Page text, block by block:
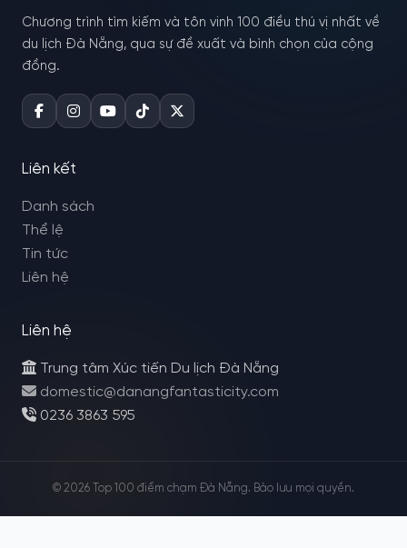
Chương trình tìm kiếm và tôn vinh 100 điều thú vị nhất về
du lịch Đà Nẵng, qua sự đề xuất và bình chọn của cộng
đồng.
Liên kết
Danh sách
Thể lệ
Tin tức
Liên hệ
Liên hệ
Trung tâm Xúc tiến Du lịch Đà Nẵng
domestic@danangfantasticity.com
0236 3863 595
© 2026 Top 100 điểm chạm Đà Nẵng. Bảo lưu mọi quyền.